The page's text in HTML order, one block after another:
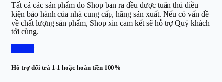
Tất cả các sản phẩm do Shop bán ra đều được tuân thủ điều
kiện bảo hành của nhà cung cấp, hãng sản xuất. Nếu có vấn đề
về chất lượng sản phẩm, Shop xin cam kết sẽ hỗ trợ Quý khách
tới cùng.
Hỗ trợ đổi trả 1-1 hoặc hoàn tiền 100%